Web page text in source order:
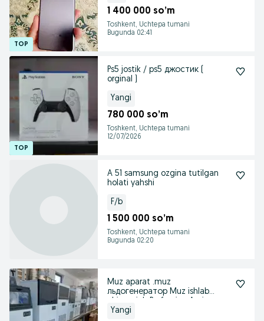
1 400 000 so’m
Toshkent, Uchtepa tumani
Bugunda 02:41
Ps5 jostik / ps5 джостик (
orginal )
Yangi
780 000 so’m
Toshkent, Uchtepa tumani
12/07/2026
A 51 samsung ozgina tutilgan
holati yahshi
F/b
1 500 000 so’m
Toshkent, Uchtepa tumani
Bugunda 02:20
Muz aparat .muz
льдогенератор Muz ishlab
Yangi